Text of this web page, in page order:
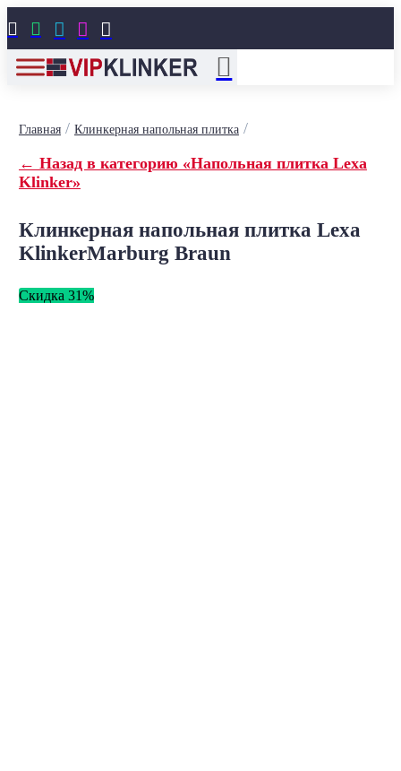
    
Главная/ Клинкерная напольная плитка/
← Назад в категорию «Напольная плитка Lexa
Klinker»
Клинкерная напольная плитка Lexa
KlinkerMarburg Braun
Скидка 31%